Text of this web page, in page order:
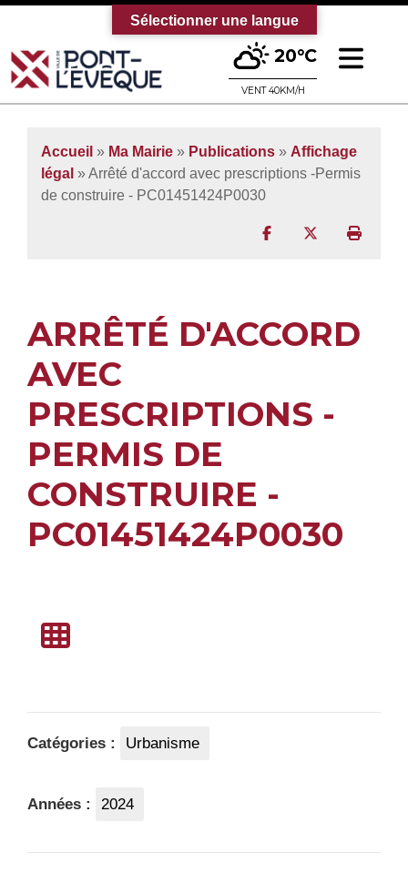
Bienvenue sur le site officiel de la
20°C
VENT 40KM/H
Accueil » Ma Mairie » Publications » Affichage
légal » Arrêté d'accord avec prescriptions -Permis
de construire - PC01451424P0030
Partager surPartager sur
ARRÊTÉ D'ACCORD
AVEC
PRESCRIPTIONS -
PERMIS DE
CONSTRUIRE -
PC01451424P0030
Catégories : Urbanisme
Années : 2024
Sélectionner une langue